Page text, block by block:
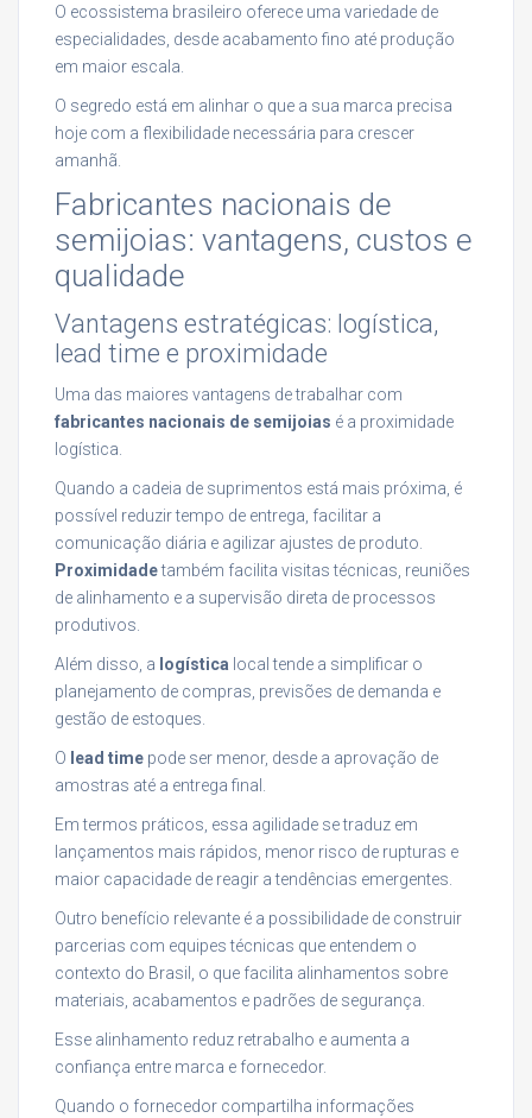
O ecossistema brasileiro oferece uma variedade de
especialidades, desde acabamento fino até produção
em maior escala.
O segredo está em alinhar o que a sua marca precisa
hoje com a flexibilidade necessária para crescer
amanhã.
Fabricantes nacionais de
semijoias: vantagens, custos e
qualidade
Vantagens estratégicas: logística,
lead time e proximidade
Uma das maiores vantagens de trabalhar com
fabricantes nacionais de semijoias é a proximidade
logística.
Quando a cadeia de suprimentos está mais próxima, é
possível reduzir tempo de entrega, facilitar a
comunicação diária e agilizar ajustes de produto.
Proximidadetambém facilita visitas técnicas, reuniões
de alinhamento e a supervisão direta de processos
produtivos.
Além disso, a logística local tende a simplificar o
planejamento de compras, previsões de demanda e
gestão de estoques.
O lead time pode ser menor, desde a aprovação de
amostras até a entrega final.
Em termos práticos, essa agilidade se traduz em
lançamentos mais rápidos, menor risco de rupturas e
maior capacidade de reagir a tendências emergentes.
Outro benefício relevante é a possibilidade de construir
parcerias com equipes técnicas que entendem o
contexto do Brasil, o que facilita alinhamentos sobre
materiais, acabamentos e padrões de segurança.
Esse alinhamento reduz retrabalho e aumenta a
confiança entre marca e fornecedor.
Quando o fornecedor compartilha informações